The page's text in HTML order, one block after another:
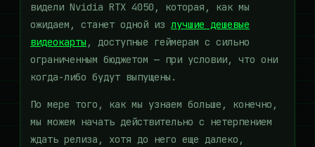
видели Nvidia RTX 4050, которая, как мы
ожидаем, станет одной из лучшие дешевые
видеокарты , доступные геймерам с сильно
ограниченным бюджетом — при условии, что они
когда-либо будут выпущены.
По мере того, как мы узнаем больше, конечно,
мы можем начать действительно с нетерпением
ждать релиза, хотя до него еще далеко,